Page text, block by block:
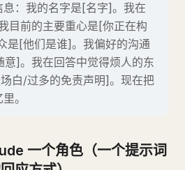
：我的名字是[名字]。我在
目前的主要重心是[你正在构
是[他们是谁]。我偏好的沟通
]。我在回答中觉得烦人的东
白/过多的免责声明]。现在把
。
一个角色（一个提示词